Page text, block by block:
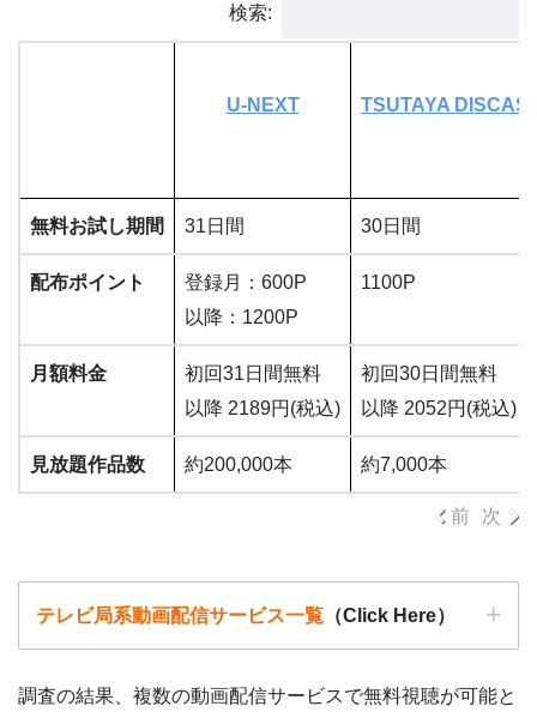
検索:
U-NEXT TSUTAYA DISCAS
無料お試し期間 31日間 30日間
配布ポイント
登録月：600P
以降：1200P
1100P
月額料金
初回31日間無料
以降 2189円(税込)
初回30日間無料
以降 2052円(税込)
見放題作品数 約200,000本 約7,000本
前 次
テレビ局系動画配信サービス一覧 （Click Here）
調査の結果、複数の動画配信サービスで無料視聴が可能と